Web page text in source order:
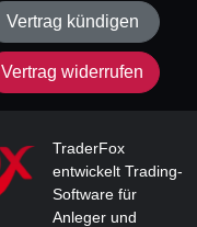
Vertrag kündigen
Vertrag widerrufen
TraderFox
entwickelt Trading-
Software für
Anleger und